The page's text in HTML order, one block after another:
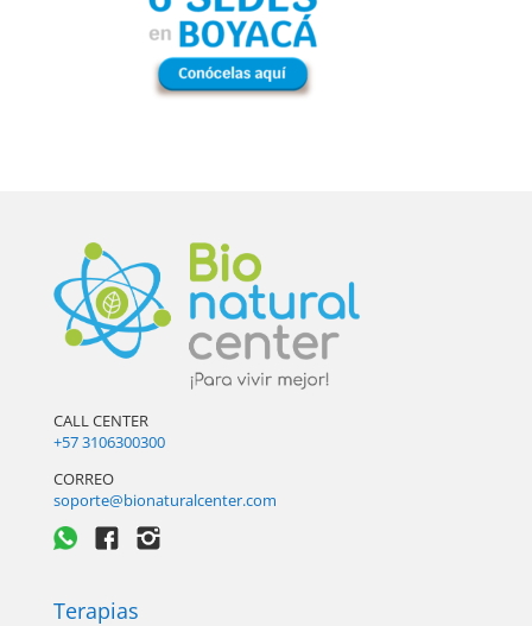
CALL CENTER
+57 3106300300
CORREO
soporte@bionaturalcenter.com
Terapias